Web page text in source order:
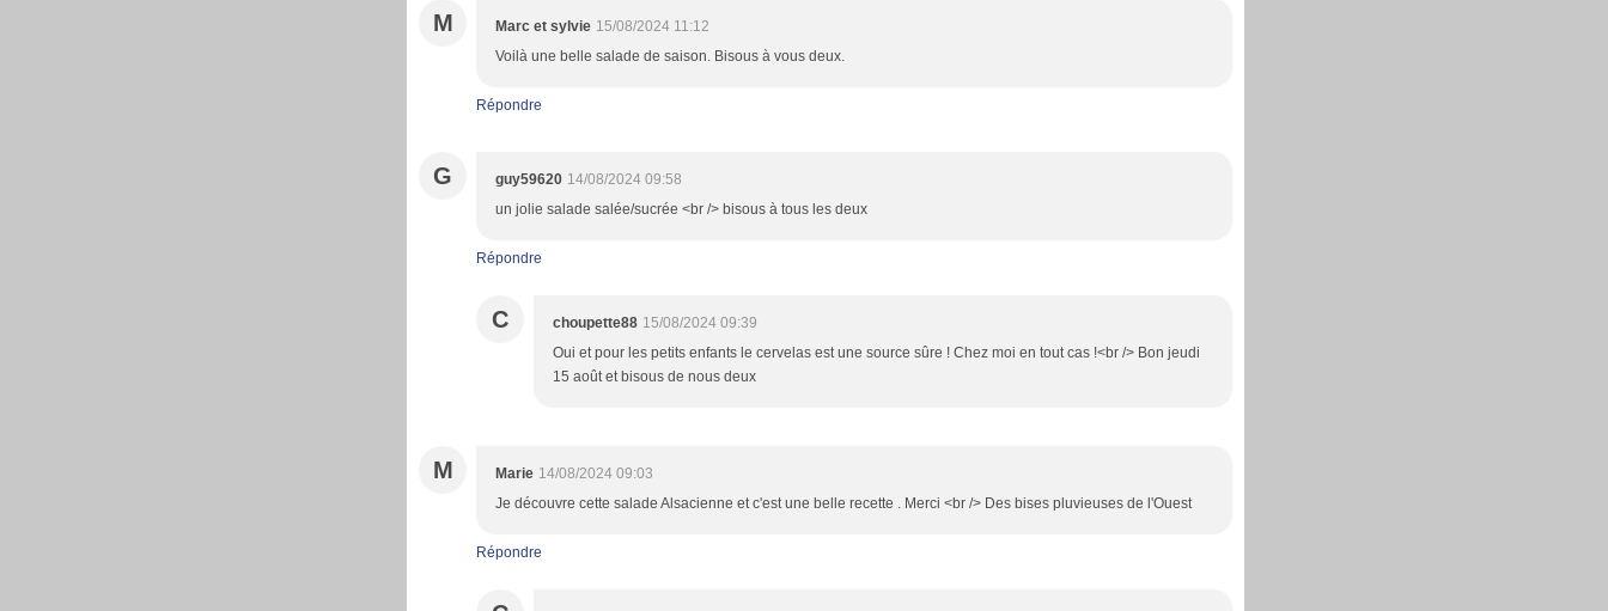
M Marc et sylvie 15/08/2024 11:12
Voilà une belle salade de saison. Bisous à vous deux.
Répondre
G guy59620 14/08/2024 09:58
un jolie salade salée/sucrée <br /> bisous à tous les deux
Répondre
C choupette88 15/08/2024 09:39
Oui et pour les petits enfants le cervelas est une source sûre ! Chez moi en tout cas !<br /> Bon jeudi
15 août et bisous de nous deux
M Marie 14/08/2024 09:03
Je découvre cette salade Alsacienne et c'est une belle recette . Merci <br /> Des bises pluvieuses de l'Ouest
Répondre